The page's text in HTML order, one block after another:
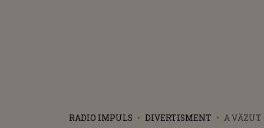
RADIO IMPULS DIVERTISMENT
A VĂZUT